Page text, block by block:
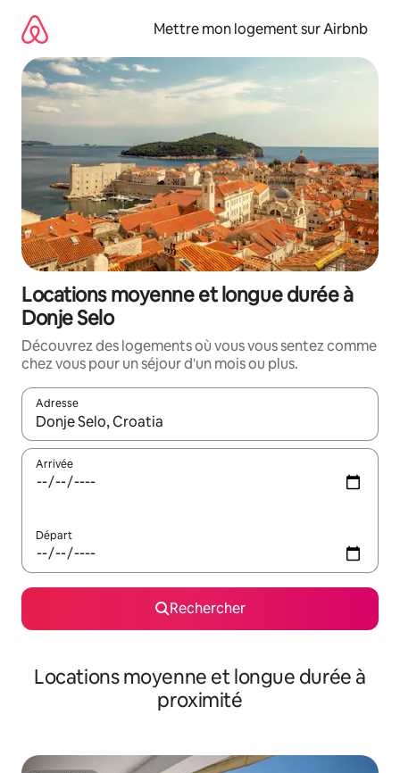
directement
contenu
Mettre mon logement sur Airbnb
Locations moyenne et longue durée à
Donje Selo
Découvrez des logements où vous vous sentez comme
chez vous pour un séjour d'un mois ou plus.
Adresse
Lorsque les résultats s'affichent, utilisez les flèches vers le
Arrivée
Départ
Rechercher
Locations moyenne et longue durée à
proximité